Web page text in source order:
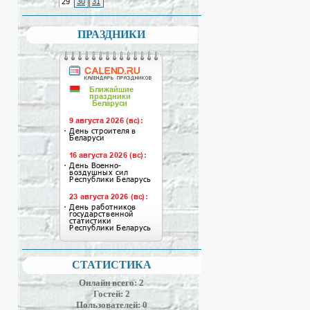
ПРАЗДНИКИ
СТАТИСТИКА
Онлайн всего:2
Гостей: 2
Пользователей:0